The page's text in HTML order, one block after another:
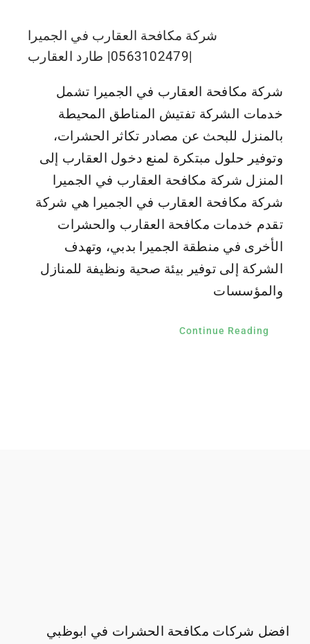
شركة مكافحة العقارب في الجميرا
|0563102479| طارد العقارب
شركة مكافحة العقارب في الجميرا تشمل
خدمات الشركة تفتيش المناطق المحيطة
بالمنزل للبحث عن مصادر تكاثر الحشرات،
وتوفير حلول مبتكرة لمنع دخول العقارب إلى
المنزل شركة مكافحة العقارب في الجميرا
شركة مكافحة العقارب في الجميرا هي شركة
تقدم خدمات مكافحة العقارب والحشرات
الأخرى في منطقة الجميرا بدبي، وتهدف
الشركة إلى توفير بيئة صحية ونظيفة للمنازل
والمؤسسات
Continue Reading
افضل شركات مكافحة الحشرات في ابوظبي